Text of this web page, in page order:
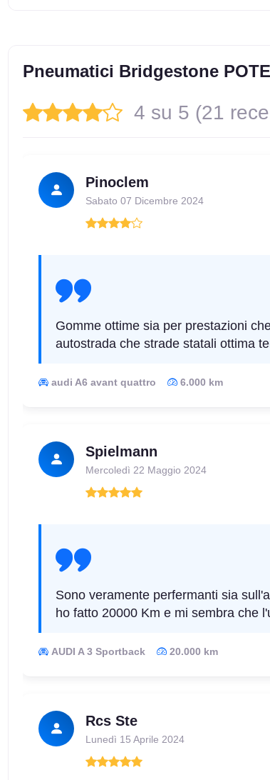
245/45 R17 95Y AO FR Disponibile
205/50 R17 89W * BMW RunFlat
245/40 R17 91W * BMW FR RunFlat
225/55 R17 97W FR RunFlat
205/50 R17 89Y * BMW RunFlat Disponibile
215/40 R17 87W AO FR Disponibile
205/45 R17 84W Disponibile
Pneumatici Bridgestone
4 su 5 (21
Pinoclem
Sabato 07 Dicembre 2024
Gomme ottime sia per prestazioni
autostrada che strade statali ottima
audi A6 avant quattro 6.000 km
Spielmann
Mercoledì 22 Maggio 2024
Sono veramente perfermanti sia
ho fatto 20000 Km e mi sembra che
AUDI A 3 Sportback 20.000 km
Rcs Ste
Lunedì 15 Aprile 2024